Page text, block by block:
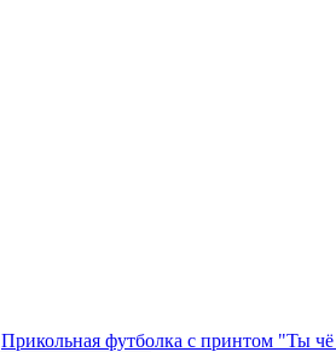
Прикольная футболка с принтом "Ты чё